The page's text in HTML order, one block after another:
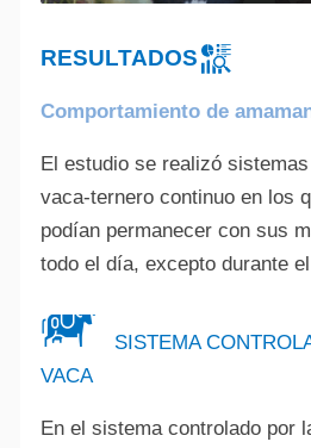
RESULTADOS
Comportamiento de
El estudio se realizó
vaca-ternero continuo en los
podían permanecer con sus
todo el día, excepto durante
SISTEMA
VACA
En el sistema controlado por